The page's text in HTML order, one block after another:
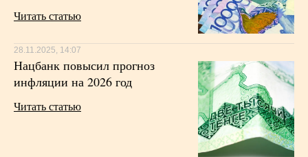
Читать статью
28.11.2025, 14:07
Нацбанк повысил прогноз
инфляции на 2026 год
Читать статью